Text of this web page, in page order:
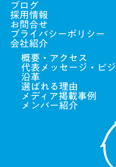
て合理的範囲内で開示
す。個人情報につきま
後、適切な方法により
す。当社は、取得した
訂正、削除に応じます
ては、一定期間保管後
棄又は削除を行います。
お問い合わせ窓口
プラ
社名：株式会社フムフム
E-
ブログ
採用情報
お問合せ
プライバシーポリシー
会社紹介
概要・アクセス
代表メッセージ・ビ
沿革
選ばれる理由
メディア掲載事例
メンバー紹介